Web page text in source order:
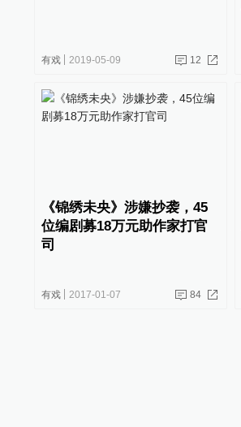
有戏 2019-05-09 12
《锦绣未央》涉嫌抄袭，45
位编剧募18万元助作家打官
司
有戏 2017-01-07 84